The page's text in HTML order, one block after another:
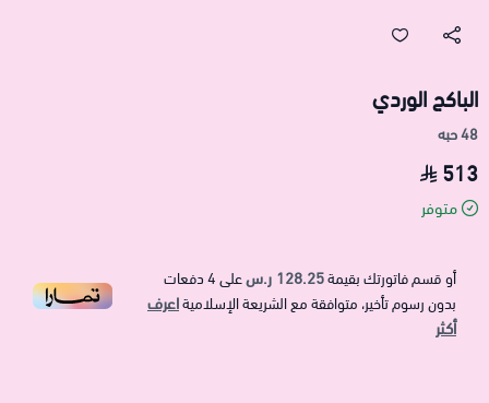
الباكج الوردي
48 حبه
513
متوفر
أو قسم فاتورتك بقيمة128.25 ر.س على4دفعات
بدون رسوم تأخير، متوافقة مع الشريعة الإسلاميةاعرف
أكثر